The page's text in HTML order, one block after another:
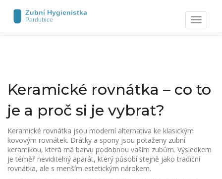
Zobrazit
navigaci
Keramické rovnátka – co to
je a proč si je vybrat?
Keramické rovnátka jsou moderní alternativa ke klasickým
kovovým rovnátek. Drátky a spony jsou potaženy zubní
keramikou, která má barvu podobnou vašim zubům. Výsledkem
je téměř neviditelný aparát, který působí stejně jako tradiční
rovnátka, ale s menším estetickým nárokem.